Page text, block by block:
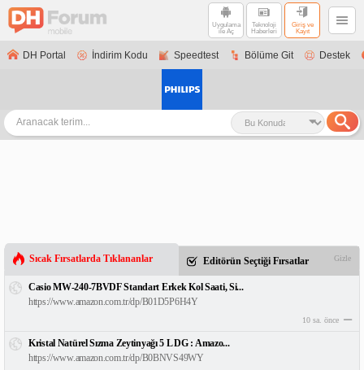
Uygulama
ile Aç
Teknoloji
Haberleri
Giriş ve
Kayıt
DH Portal İndirim Kodu Speedtest Bölüme Git Destek
Sıcak Fırsatlarda Tıklananlar Editörün Seçtiği Fırsatlar Gizle
Casio MW-240-7BVDF Standart Erkek Kol Saati, Si...
https://www.amazon.com.tr/dp/B01D5P6H4Y
10 sa. önce
Kristal Natürel Sızma Zeytinyağı 5 L DG : Amazo...
https://www.amazon.com.tr/dp/B0BNVS49WY